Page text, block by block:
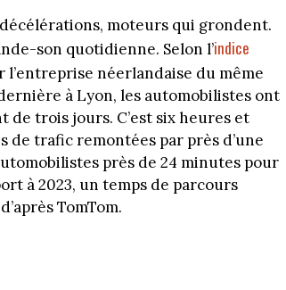
moteurs qui grondent.
son quotidienne. Selon l’indice
néerlandaise du même
à Lyon, les automobilistes ont
de trois jours. C’est six heures et
de trafic remontées par près d’une
près de 24 minutes pour
à 2023, un temps de parcours
TomTom.